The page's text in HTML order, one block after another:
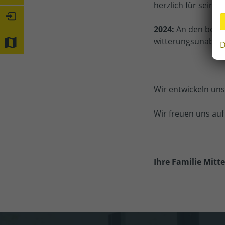
herzlich für sein
2024: An den
Wir entwickeln
Wir freuen uns
Ihre Familie